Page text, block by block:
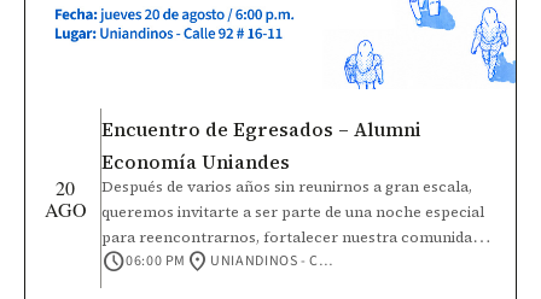
20
AGO
Encuentro de Egresados – Alumni
Economía Uniandes
Después de varios años sin reunirnos a gran escala,
queremos invitarte a ser parte de una noche especial
para reencontrarnos, fortalecer nuestra comunidad y
seguir construyendo el futuro de Economía Uniandes.
schedule06:00 PM location_on UNIANDINOS - CALLE 92 #16-11